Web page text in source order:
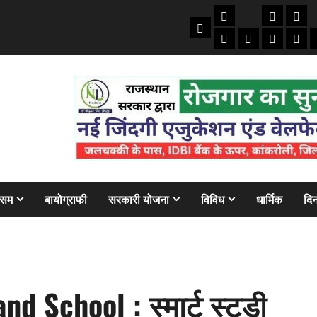
Home
तकनीकी
ऑटो
मोबाइल
क्राइम/
अजबबैंक
बायोग्राफी सरकारी योजना विविध धार्मिक
School : स्मार्ट स्टडी